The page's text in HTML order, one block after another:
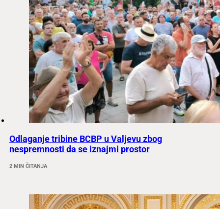
Odlaganje tribine BCBP u Valjevu zbog
nespremnosti da se iznajmi prostor
2 MIN ČITANJA